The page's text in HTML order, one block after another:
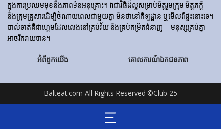
ក្នុងការប្រឈមមុខនឹងភាពមិនអនុគ្រោះ។ វាជាវិធីដ៏ល្អសម្រាប់មិត្តរួមក្រុម មិត្តភក្តិ
និងក្រុមគ្រួសារដើម្បីចំណាយពេលជាមួយគ្នា មិនថានៅកីឡដ្ឋាន ឬមើលពីផ្ទះនោះទេ។
បាល់ទាត់គឺជាហ្គេមដែលលេងនៅគ្រប់វ័យ និងគ្រប់កម្រិតជំនាញ – មនុស្សគ្រប់គ្នា
អាចរីករាយបាន។
អំពីពួកយើង គោលការណ៍ឯកជនភាព
Balteat.com All Rights Reserved ©Club 25